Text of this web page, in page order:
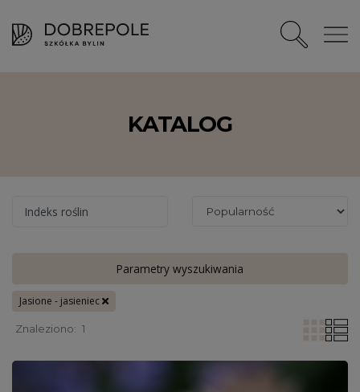
KATALOG
Indeks roślin
Parametry wyszukiwania
Jasione - jasieniec
Znaleziono: 1